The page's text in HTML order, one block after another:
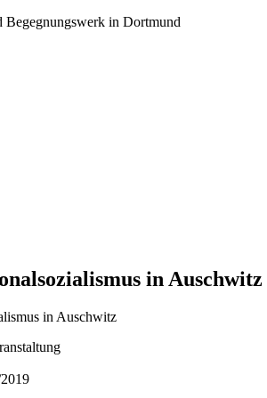
Begegnungswerk in Dortmund
in Auschwitz